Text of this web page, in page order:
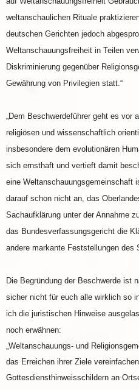
weltanschaulichen Rituale
deutschen Gerichten jedoch
Weltanschauungsfreiheit in Teilen
Diskriminierung gegenüber
Gewährung von Privilegien statt.“
„Dem Beschwerdeführer geht es vor
religiösen und wissenschaftlich
insbesondere dem evolutionären
sich ernsthaft und vertieft damit
eine Weltanschauungsgemeinschaft
darauf schon nicht an, das
Sachaufklärung unter der Annahme
das Bundesverfassungsgericht die
andere markante Feststellungen des
Die Begründung der Beschwerde ist
sicher nicht für euch alle wirklich so
ich die juristischen Hinweise
noch erwähnen:
„Weltanschauungs- und
das Erreichen ihrer Ziele
Gottesdiensthinweisschildern an